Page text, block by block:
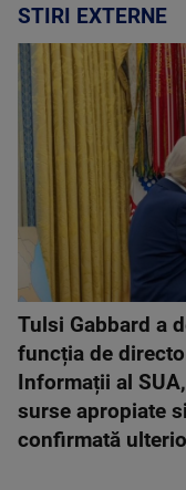
STIRI EXTERNE
Tulsi Gabbard a
funcția de
Informații al
surse apropiate
confirmată